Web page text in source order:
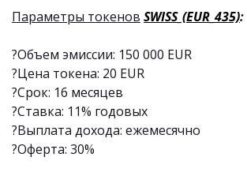
Параметры токенов SWISS_(EUR_435):
?Объем эмиссии: 150 000 EUR
?Цена токена: 20 EUR
?Срок: 16 месяцев
?Ставка: 11% годовых
?Выплата дохода: ежемесячно
?Оферта: 30%